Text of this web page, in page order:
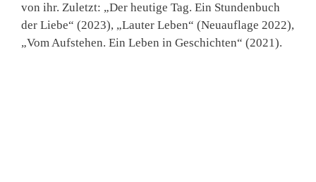
von ihr. Zuletzt: „Der heutige Tag. Ein Stundenbuch
der Liebe“ (2023), „Lauter Leben“ (Neuauflage 2022),
„Vom Aufstehen. Ein Leben in Geschichten“ (2021).